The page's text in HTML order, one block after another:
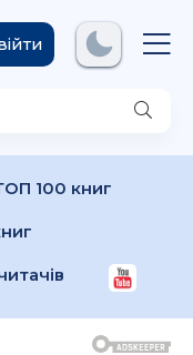
100 книг